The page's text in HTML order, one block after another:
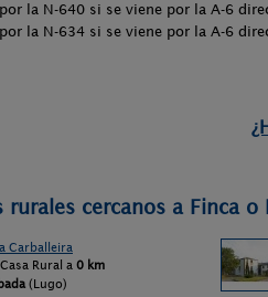
la N-640 si se viene por la A-6
la N-634 si se viene por la A-6
cercanos a Finca o
Carballeira
Casa Rural a 0 km
(Lugo)